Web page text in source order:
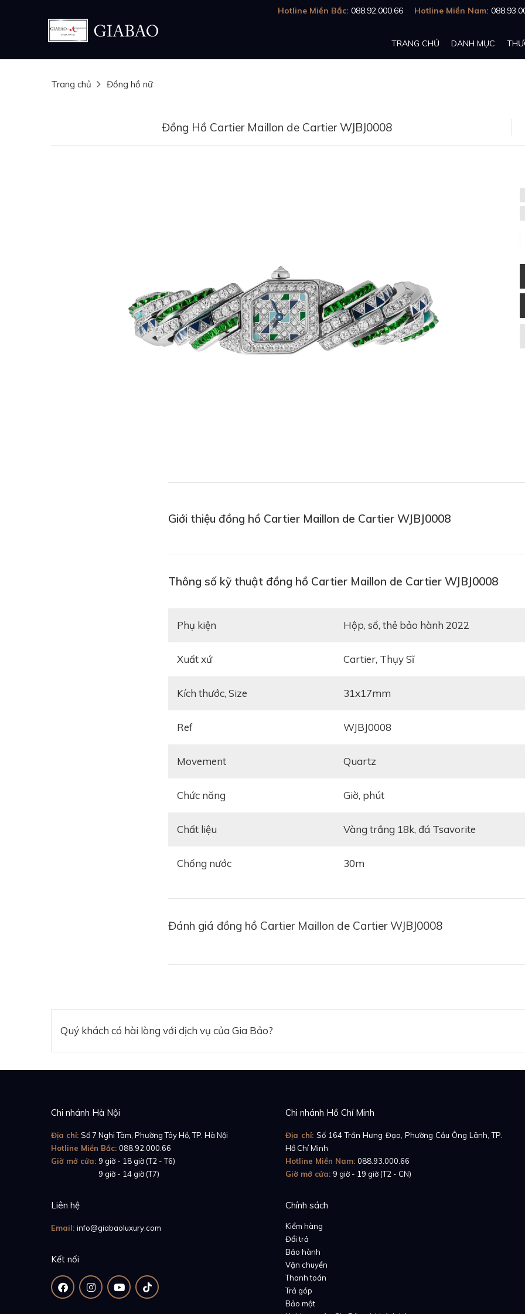
Hotline Miền Bắc: 088.92.000.66 Hotline Miền Nam:
TRANG CHỦ DANH MỤC
Trang chủ Đồng hồ nữ
Đồng Hồ Cartier Maillon de Cartier WJBJ0008
Giới thiệu đồng hồ Cartier Maillon de Cartier WJBJ0008
Thông số kỹ thuật đồng hồ Cartier Maillon de Cartier WJBJ0008
Phụ kiện Hộp, sổ, thẻ bảo hành 2022
Xuất xứ Cartier, Thụy Sĩ
Kích thước, Size 31x17mm
Ref WJBJ0008
Movement Quartz
Chức năng giờ, phút
Chất liệu vàng trắng 18k, đá Tsavorite
Chống nước 30m
Đánh giá đồng hồ Cartier Maillon de Cartier WJBJ0008
Quý khách có hài lòng với dịch vụ của Gia Bảo?
Chi nhánh Hà Nội
Địa chỉ: Số 7 Nghi Tàm, Phường Tây Hồ, TP. Hà Nội
Hotline Miền Bắc: 088.92.000.66
Giờ mở cửa: 9 giờ - 18 giờ (T2 - T6)
9 giờ - 14 giờ (T7)
Chi nhánh Hồ Chí Minh
Địa chỉ:Số 164 Trần Hưng Đạo, Phường Cầu Ông Lãnh, TP.
Hồ Chí Minh
Hotline Miền Nam: 088.93.000.66
Giờ mở cửa: 9 giờ - 19 giờ (T2 - CN)
Liên hệ
Email: info@giabaoluxury.com
Kết nối
Chính sách
Kiểm hàng
Đổi trả
Bảo hành
Vận chuyển
Thanh toán
Trả góp
Bảo mật